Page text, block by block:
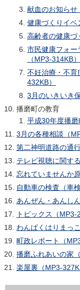
献血のお知らせ
健康づくりイベ
高齢者の健康づ
市民健康フォー
（MP3-314KB）
不妊治療・不育
432KB）
3月のいきいき
播磨町の教育
平成30年度播磨
3月の各種相談（
第二神明道路の通
テレビ視聴に関す
忘れていませんか
自動車の検査（車
あんぜん・あんし
トピックス（MP3-
わんぱくはりまっ
町政レポート（
播磨ふれあいの家
楽屋裏（MP3-